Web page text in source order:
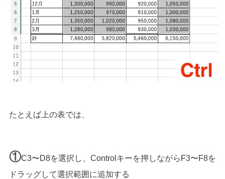
たとえば上の表では、
①C3〜D8を選択し、Controlキーを押しながらF3〜F8を
ドラッグして選択範囲に追加する